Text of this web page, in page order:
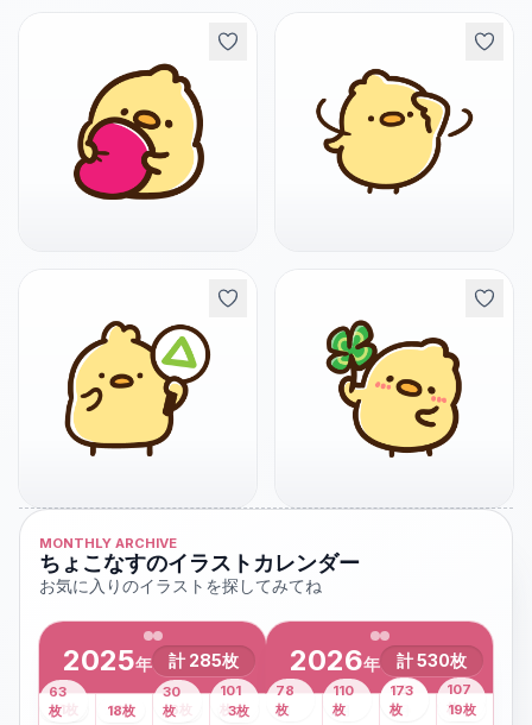
MONTHLY ARCHIVE
ちょこなすのイラストカレンダー
お気に入りのイラストを探してみてね
2025年 計 285枚
1月
2枚 2月 3月 4月
8枚
41 枚 13枚 6枚
101
枚
63
枚
18枚
30
枚
3枚
2026年 計530枚
1月 2月 3月
43
枚
4月
107
枚
78
枚
110
枚
173
枚
19枚